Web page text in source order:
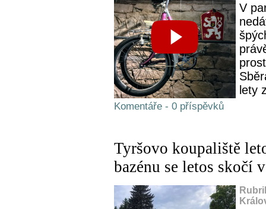
V
lety
Komentáře - 0 příspěvků
Tyršovo koupaliště
bazénu se letos skočí